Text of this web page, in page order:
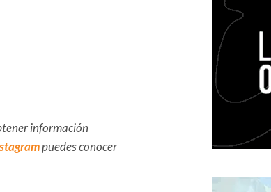
información
puedes conocer